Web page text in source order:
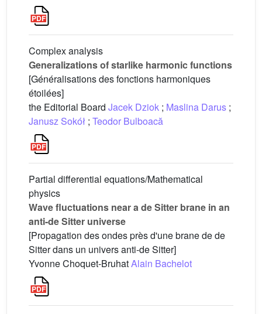
Complex analysis
Generalizations of starlike harmonic functions
[Généralisations des fonctions harmoniques
étoilées]
the Editorial Board Jacek Dziok ; Maslina Darus ;
Janusz Sokół ; Teodor Bulboacă
Partial differential equations/Mathematical
physics
Wave fluctuations near a de Sitter brane in an
anti-de Sitter universe
[Propagation des ondes près d'une brane de de
Sitter dans un univers anti-de Sitter]
Yvonne Choquet-BruhatAlain Bachelot